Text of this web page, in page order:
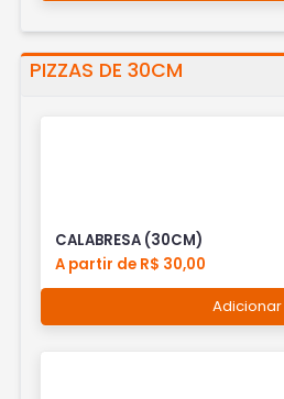
PIZZAS DE 30CM
CALABRESA (30CM)
A partir de R$ 30,00
Adicionar